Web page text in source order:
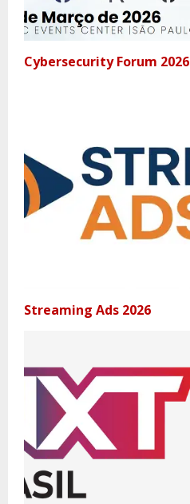
Cybersecurity Forum 2026
Streaming Ads 2026